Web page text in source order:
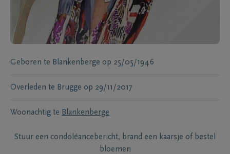
Geboren te Blankenberge op 25/05/1946
Overleden te Brugge op 29/11/2017
Woonachtig te Blankenberge
Stuur een condoléancebericht, brand een kaarsje of bestel
bloemen